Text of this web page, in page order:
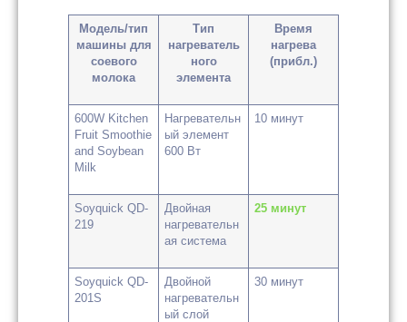
Модель/тип
машины для
соевого
молока
Тип
нагреватель
ного
элемента
Время
нагрева
(прибл.)
600W Kitchen
Fruit Smoothie
and Soybean
Milk
Нагревательн
ый элемент
600 Вт
10 минут
Soyquick QD-
219
Двойная
нагревательн
ая система
25 минут
Soyquick QD-
201S
Двойной
нагревательн
ый слой
30 минут